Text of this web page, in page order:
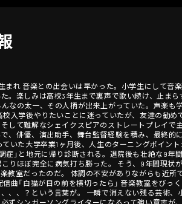
まれ 音楽との出会いは早かった。小学生にして
。楽しみは高校3年生まで裏声で歌い続け、止ま
なの太一、その人柄が出来上がっていた。声楽
校入学後やりたいことに迷っていたが、友達の勧
して難解なシェイクスピアのストレートプレイ
、俳優、演出助手、舞台監督経験を積み、最終
いた大学卒業1ヶ月後、人生のターニングポイン
症」と地元に帰り診断される。退院後も壮絶な9
りほぼ完全に病気打ち勝った。 そう、9年間現
教室だったのだ。 体調の不安がありながらも近
曲「白猫が目の前を横切ったら」 音楽教室をび
、、？という言葉が。 一瞬で消えない残る芸術